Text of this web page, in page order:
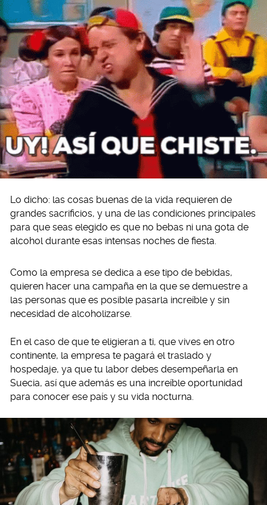
Lo dicho: las cosas buenas de la vida requieren de
grandes sacrificios, y una de las condiciones principales
para que seas elegido es que no bebas ni una gota de
alcohol durante esas intensas noches de fiesta.
Como la empresa se dedica a ese tipo de bebidas,
quieren hacer una campaña en la que se demuestre a
las personas que es posible pasarla increíble y sin
necesidad de alcoholizarse.
En el caso de que te eligieran a ti, que vives en otro
continente, la empresa te pagará el traslado y
hospedaje, ya que tu labor debes desempeñarla en
Suecia, así que además es una increíble oportunidad
para conocer ese país y su vida nocturna.